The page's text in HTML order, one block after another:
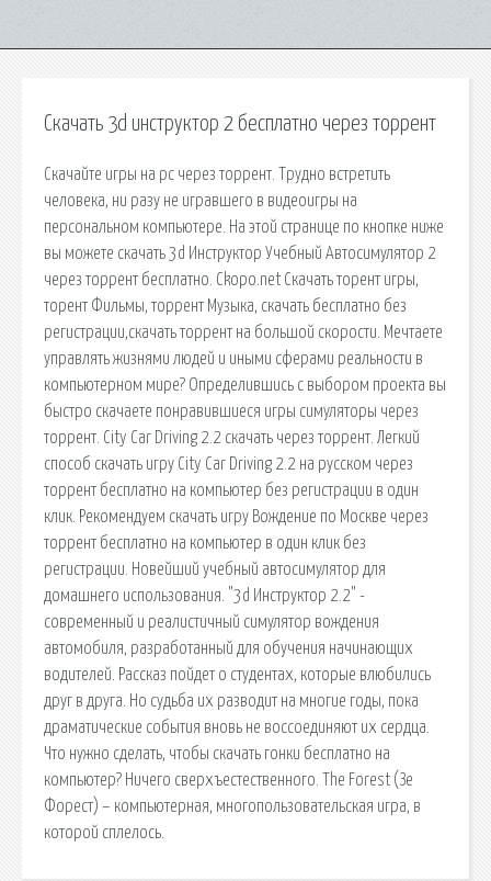
Скачать 3d инструктор 2 бесплатно через торрент
Скачайте игры на pc через торрент. Трудно встретить
человека, ни разу не игравшего в видеоигры на
персональном компьютере. На этой странице по кнопке ниже
вы можете скачать 3d Инструктор Учебный Автосимулятор 2
через торрент бесплатно. Ckopo.net Скачать торент игры,
торент Фильмы, торрент Музыка, скачать бесплатно без
регистрации,скачать торрент на большой скорости. Мечтаете
управлять жизнями людей и иными сферами реальности в
компьютерном мире? Определившись с выбором проекта вы
быстро скачаете понравившиеся игры симуляторы через
торрент. City Car Driving 2.2 скачать через торрент. Легкий
способ скачать игру City Car Driving 2.2 на русском через
торрент бесплатно на компьютер без регистрации в один
клик. Рекомендуем скачать игру Вождение по Москве через
торрент бесплатно на компьютер в один клик без
регистрации. Новейший учебный автосимулятор для
домашнего использования. "3d Инструктор 2.2" -
современный и реалистичный симулятор вождения
автомобиля, разработанный для обучения начинающих
водителей. Рассказ пойдет о студентах, которые влюбились
друг в друга. Но судьба их разводит на многие годы, пока
драматические события вновь не воссоединяют их сердца.
Что нужно сделать, чтобы скачать гонки бесплатно на
компьютер? Ничего сверхъестественного. The Forest (Зе
Форест) – компьютерная, многопользовательская игра, в
которой сплелось.